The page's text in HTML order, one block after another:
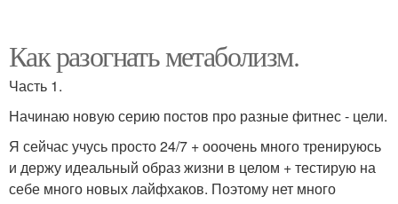
Как разогнать метаболизм.
Часть 1.
Начинаю новую серию постов про разные фитнес - цели.
Я сейчас учусь просто 24/7 + ооочень много тренируюсь
и держу идеальный образ жизни в целом + тестирую на
себе много новых лайфхаков. Поэтому нет много